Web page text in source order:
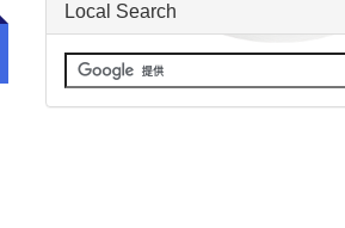
Local Search